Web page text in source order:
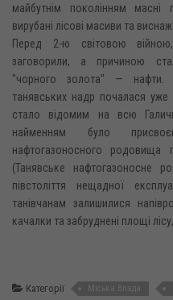
майбутнім поколінням масні
вирубані лісові масиви та
Перед 2-ю світовою
заговорили, а причиною
"чорного золота" — нафти.
танявських надр почалася уже
стало відомим на всю
найменням було
нафтогазоносного
(Танявське нафтогазоносне
півстоліття нещадної
танівчанам залишилися
качалки та забруднені площі лісу,
Категорії Міська Влада